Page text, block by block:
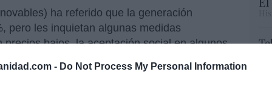
- Do Not Process My Personal Information
ha referido que la generación
pero les inquietan algunas medidas
bajos, la aceptación social en algunos
era de esperar, ha criticado la altísima
subrayando la necesidad de aumentar